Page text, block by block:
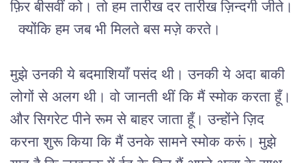
फ़िर बीसवीं को। तो हम तारीख दर तारीख ज़िन्दगी जीते।
क्योंकि हम जब भी मिलते बस मज़े करते।
मुझे उनकी ये बदमाशियाँ पसंद थी। उनकी ये अदा बाकी
लोगों से अलग थी। वो जानती थीं कि मैं स्मोक करता हूँ।
और सिगरेट पीने रूम से बाहर जाता हूँ। उन्होंने ज़िद
करना शुरू किया कि मैं उनके सामने स्मोक करूं। मुझे